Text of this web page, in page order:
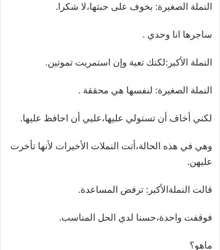
النملة الصغيرة: بخوف على حبتها،لا شكرا.
ساجرها انا وحدي .
النملة الأكبر:لكنك تعبة وإن استمريت تموتين.
النملة الصغيرة: لنفسها هي محققة .
لكني أخاف أن تستولي عليها،عليي أن احافظ عليها.
وهي في هذه الحالة،أتت النملات الأخيرات لأنها تأخرت
عليهن.
قالت النملةالأكبر: ترفض المساعدة.
فوقفت واحدة،حسنا لدي الحل المناسب.
ماهو؟